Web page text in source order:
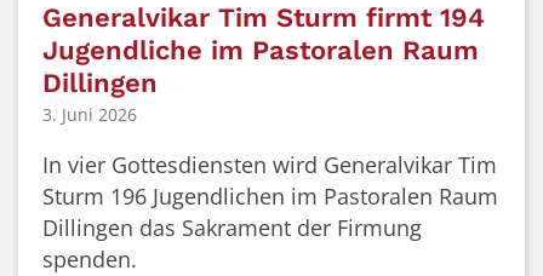
Generalvikar Tim Sturm firmt 194
Jugendliche im Pastoralen Raum
Dillingen
3. Juni 2026
In vier Gottesdiensten wird Generalvikar Tim
Sturm 196 Jugendlichen im Pastoralen Raum
Dillingen das Sakrament der Firmung
spenden.